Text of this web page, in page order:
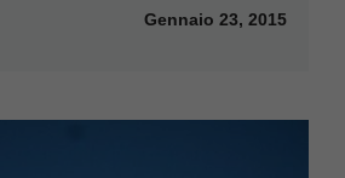
Gennaio 23, 2015